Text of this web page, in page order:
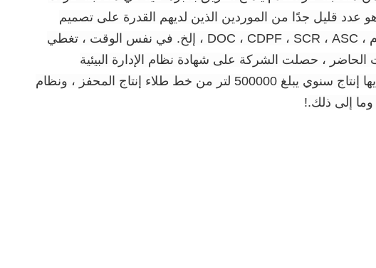
عدد قليل جدًا من الموردين الذين لديهم القدرة على تصميم
العملية برمتها من المحفز إلى الحل الشامل.في الوقت الحاضر ، تغطي المنتجات جميع أنواع محفزات العادم ، DOC ، CDPF ، SCR ، ASC ، إلخ. في نفس الوقت ، تغطي
الحاضر ، حصلت الشركة على شهادة نظام الإدارة البيئية
ISO14001 ، وشهادة الجودة الدولية ISO9001 ، والتصنيف الائتماني للمؤسسات AAA وشهادات أخرى ، ولديها إنتاج سنوي يبلغ 500000 لتر من خط طلاء إنتاج المحفز ، ونظام
!